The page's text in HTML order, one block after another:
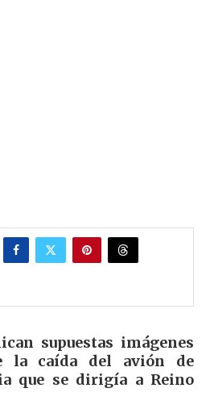
supuestas imágenes
la caída del avión de
que se dirigía a Reino